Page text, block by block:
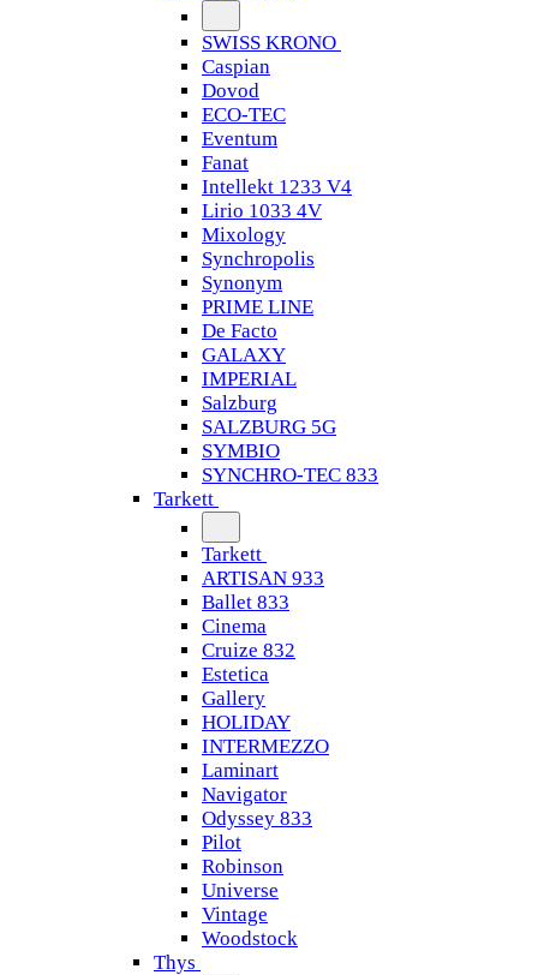
SWISS KRONO
Caspian
Dovod
ECO-TEC
Eventum
Fanat
Intellekt 1233 V4
Lirio 1033 4V
Mixology
Synchropolis
Synonym
PRIME LINE
De Facto
GALAXY
IMPERIAL
Salzburg
SALZBURG 5G
SYMBIO
SYNCHRO-TEC 833
Tarkett
Tarkett
ARTISAN 933
Ballet 833
Cinema
Cruize 832
Estetica
Gallery
HOLIDAY
INTERMEZZO
Laminart
Navigator
Odyssey 833
Pilot
Robinson
Universe
Vintage
Woodstock
Thys